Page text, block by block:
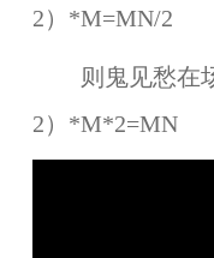
2）*M=MN/2
则鬼见愁在场
2）*M*2=MN